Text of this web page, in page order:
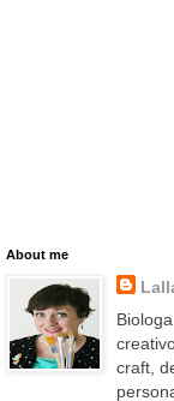
About me
craft,